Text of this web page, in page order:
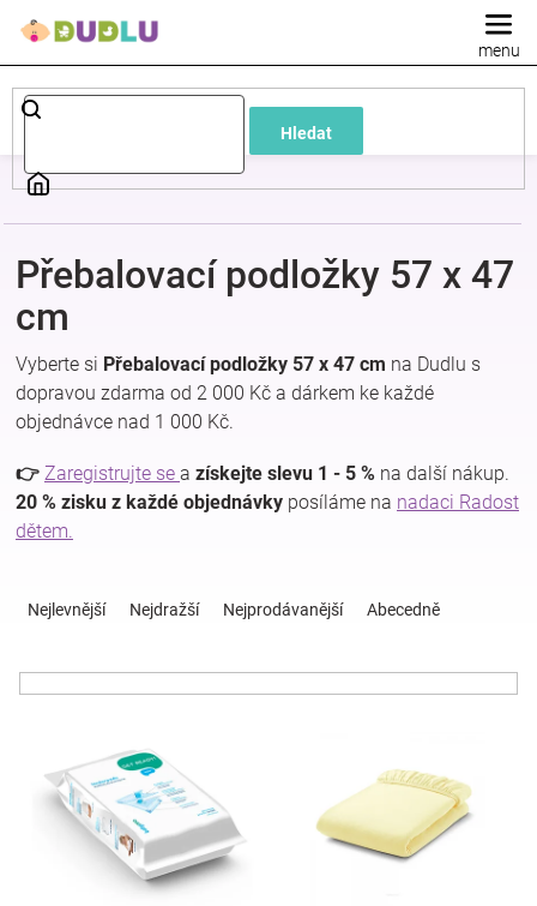
Hledat
Dětské
a
kojenecké
oblečení
kojenecká
výbava
Hračky
Přebalovací podložky 57 x 47
cm
Vyberte si Přebalovací podložky 57 x 47 cm na Dudlu s
dopravou zdarma od 2 000 Kč a dárkem ke každé
objednávce nad 1 000 Kč.
👉 Zaregistrujte se a získejte slevu 1 - 5 % na další nákup.
20 % zisku z každé objednávky posíláme na nadaci Radost
dětem.
Nejlevnější Nejdražší Nejprodávanější Abecedně